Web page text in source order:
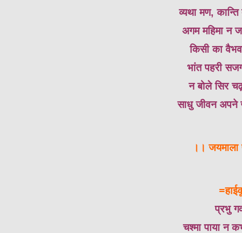
व्यथा मण,
अगम महिमा न
किसी का
भांत पहरी
न बोले सिर
साधु जीवन
।। जयमाला
प्रभु
चश्मा पाया न